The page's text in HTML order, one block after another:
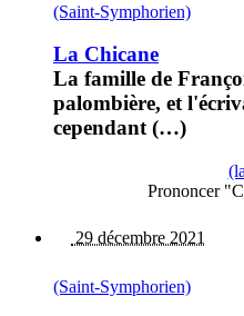
(Saint-Symphorien)
La Chicane
La famille de
palombière, et
cependant (…)
Prononcer
29 décembre 2021
(Saint-Symphorien)